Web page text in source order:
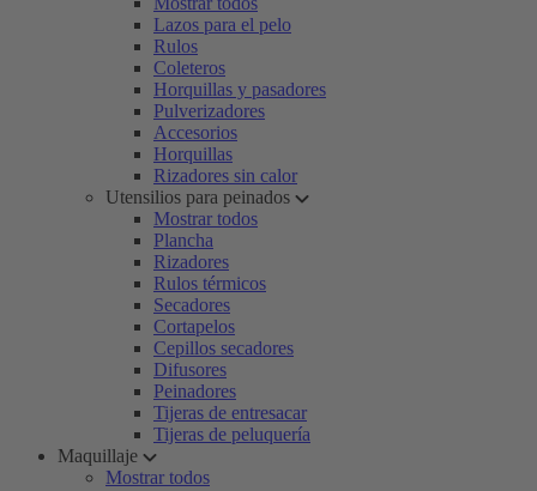
Lazos para el pelo
Rulos
Coleteros
Horquillas y pasadores
Pulverizadores
Accesorios
Horquillas
Rizadores sin calor
Utensilios para peinados
Mostrar todos
Plancha
Rizadores
Rulos térmicos
Secadores
Cortapelos
Cepillos secadores
Difusores
Peinadores
Tijeras de entresacar
Tijeras de peluquería
Maquillaje
Mostrar todos